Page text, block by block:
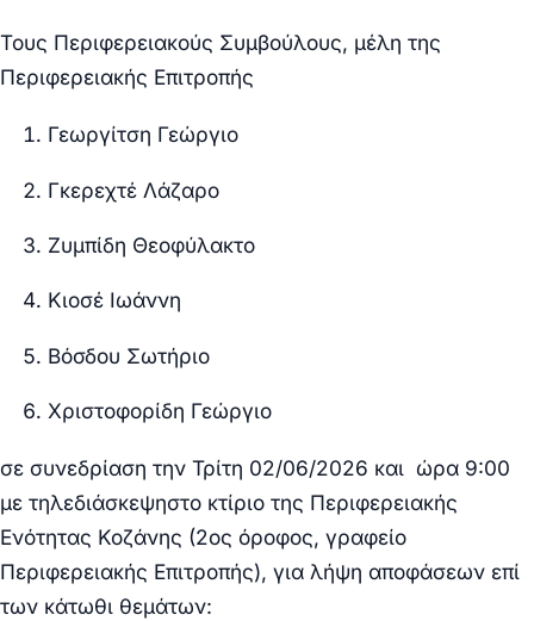
Τους Περιφερειακούς Συμβούλους, μέλη της
Περιφερειακής Επιτροπής
Γεωργίτση Γεώργιο
Γκερεχτέ Λάζαρο
Ζυμπίδη Θεοφύλακτο
Κιοσέ Ιωάννη
Βόσδου Σωτήριο
Χριστοφορίδη Γεώργιο
σε συνεδρίαση την Τρίτη 02/06/2026 και ώρα 9:00
με τηλεδιάσκεψηστο κτίριο της Περιφερειακής
Ενότητας Κοζάνης (2ος όροφος, γραφείο
Περιφερειακής Επιτροπής), για λήψη αποφάσεων επί
των κάτωθι θεμάτων: